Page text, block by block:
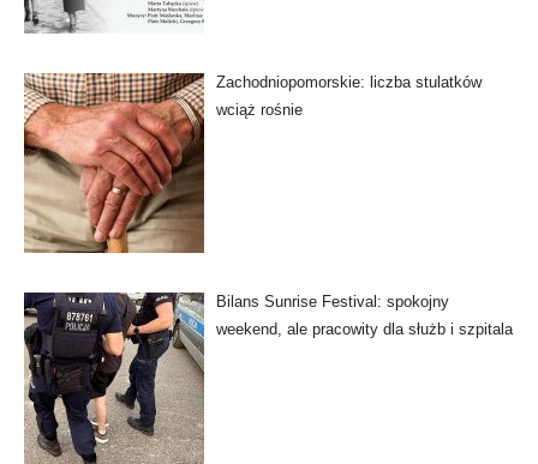
Zachodniopomorskie: liczba stulatków
wciąż rośnie
Bilans Sunrise Festival: spokojny
weekend, ale pracowity dla służb i szpitala